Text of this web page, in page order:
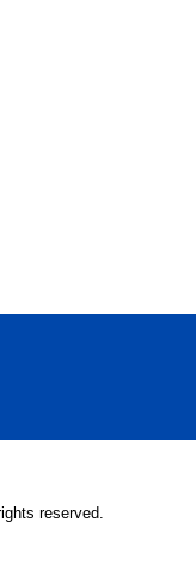
reserved.